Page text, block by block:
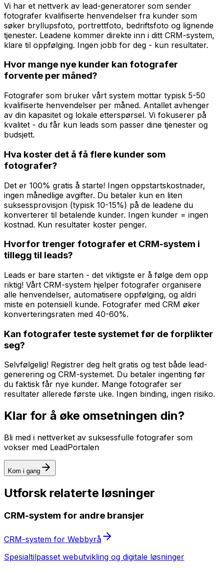
Vi har et nettverk av lead-generatorer som sender
fotografer kvalifiserte henvendelser fra kunder som
søker bryllupsfoto, portrettfoto, bedriftsfoto og lignende
tjenester. Leadene kommer direkte inn i ditt CRM-system,
klare til oppfølging. Ingen jobb for deg - kun resultater.
Hvor mange nye kunder kan fotografer
forvente per måned?
Fotografer som bruker vårt system mottar typisk 5-50
kvalifiserte henvendelser per måned. Antallet avhenger
av din kapasitet og lokale etterspørsel. Vi fokuserer på
kvalitet - du får kun leads som passer dine tjenester og
budsjett.
Hva koster det å få flere kunder som
fotografer?
Det er 100% gratis å starte! Ingen oppstartskostnader,
ingen månedlige avgifter. Du betaler kun en liten
suksessprovisjon (typisk 10-15%) på de leadene du
konverterer til betalende kunder. Ingen kunder = ingen
kostnad. Kun resultater koster penger.
Hvorfor trenger fotografer et CRM-system i
tillegg til leads?
Leads er bare starten - det viktigste er å følge dem opp
riktig! Vårt CRM-system hjelper fotografer organisere
alle henvendelser, automatisere oppfølging, og aldri
miste en potensiell kunde. Fotografer med CRM øker
konverteringsraten med 40-60%.
Kan fotografer teste systemet før de forplikter
seg?
Selvfølgelig! Registrer deg helt gratis og test både lead-
generering og CRM-systemet. Du betaler ingenting før
du faktisk får nye kunder. Mange fotografer ser
resultater allerede første uke. Ingen binding, ingen risiko.
Klar for å øke omsetningen din?
Bli med i nettverket av suksessfulle fotografer som
vokser med LeadPortalen
Kom i gang
Utforsk relaterte løsninger
CRM-system for andre bransjer
CRM-system for Webbyrå
Spesialtilpasset webutvikling og digitale løsninger